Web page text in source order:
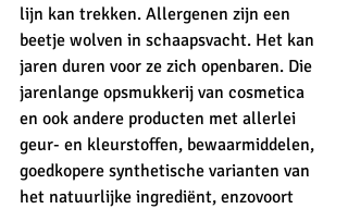
lijn kan trekken. Allergenen zijn een
beetje wolven in schaapsvacht. Het kan
jaren duren voor ze zich openbaren. Die
jarenlange opsmukkerij van cosmetica
en ook andere producten met allerlei
geur- en kleurstoffen, bewaarmiddelen,
goedkopere synthetische varianten van
het natuurlijke ingrediënt, enzovoort